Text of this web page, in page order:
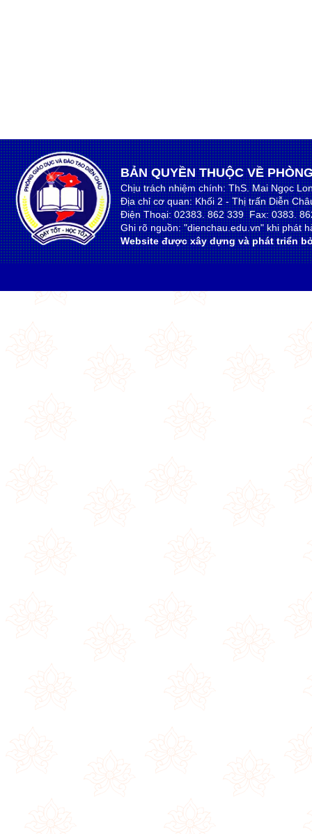
BẢN QUYỀN THUỘC VỀ
Chịu trách nhiệm chính: ThS. Mai Ngọc
Địa chỉ cơ quan: Khối 2 - Thị trấn Diễn
Điện Thoại: 02383. 862 339 Fax: 0383.
Ghi rõ nguồn: "dienchau.edu.vn" khi phát
Website được xây dựng và phát triển